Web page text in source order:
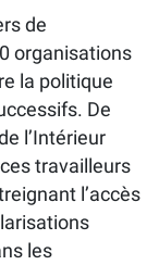
de
organisations
la politique
De
l’Intérieur
travailleurs
l’accès
les